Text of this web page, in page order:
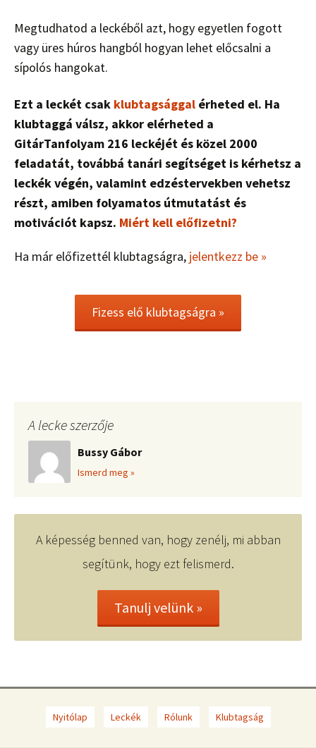
Megtudhatod a leckéből azt, hogy egyetlen fogott
vagy üres húros hangból hogyan lehet előcsalni a
sípolós hangokat.
Ezt a leckét csak klubtagsággal érheted el. Ha
klubtaggá válsz, akkor elérheted a
GitárTanfolyam 216 leckéjét és közel 2000
feladatát, továbbá tanári segítséget is kérhetsz a
leckék végén, valamint edzéstervekben vehetsz
részt, amiben folyamatos útmutatást és
motivációt kapsz. Miért kell előfizetni?
Ha már előfizettél klubtagságra, jelentkezz be »
Fizess elő klubtagságra »
A lecke szerzője
Bussy Gábor
Ismerd meg »
A képesség benned van, hogy zenélj, mi abban
segítünk, hogy ezt felismerd.
Tanulj velünk »
Nyitólap Leckék Rólunk Klubtagság